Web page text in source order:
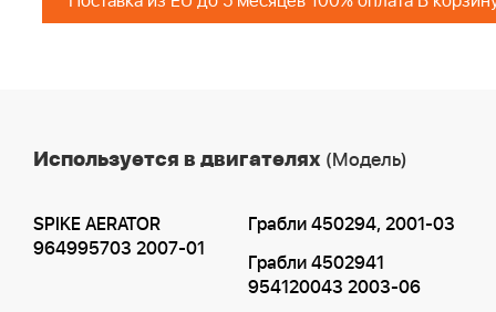
Используется в двигателях (Модель)
SPIKE AERATOR
964995703 2007-01
Грабли 450294, 2001-03
Грабли 4502941
954120043 2003-06